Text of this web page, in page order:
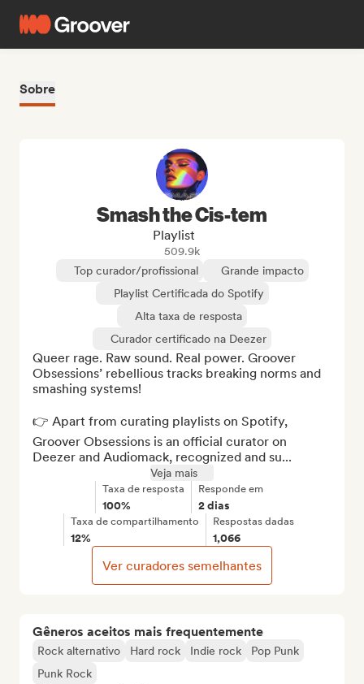
Sobre
Gêneros aceitos mais frequentemente
Rock alternativo Hard rock Indie rock
Pop Punk
Punk Rock
Smash the Cis-tem
Playlist
509.9k
Top curador/profissional
Grande impacto
Playlist Certificada do Spotify
Alta taxa de resposta
Curador certificado na Deezer
Queer rage. Raw sound. Real power. Groover
Obsessions’ rebellious tracks breaking norms and
smashing systems!
👉 Apart from curating playlists on Spotify,
Groover Obsessions is an official curator on
Deezer and Audiomack, recognized and su...
Veja mais
Taxa de resposta
100%
Responde em
2 dias
Taxa de compartilhamento
12%
Respostas dadas
1,066
Ver curadores semelhantes